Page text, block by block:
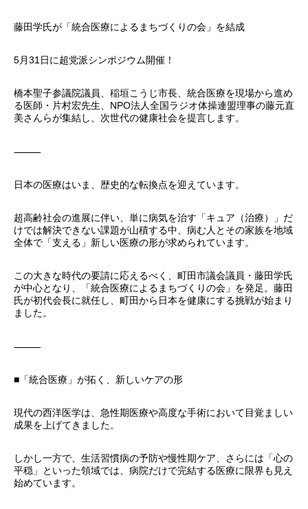
藤田学氏が「統合医療によるまちづくりの会」を結成
5月31日に超党派シンポジウム開催！
橋本聖子参議院議員、稲垣こうじ市長、統合医療を現場から進め
る医師・片村宏先生、NPO法人全国ラジオ体操連盟理事の藤元直
美さんらが集結し、次世代の健康社会を提言します。
⸻
日本の医療はいま、歴史的な転換点を迎えています。
超高齢社会の進展に伴い、単に病気を治す「キュア（治療）」だ
けでは解決できない課題が山積する中、病む人とその家族を地域
全体で「支える」新しい医療の形が求められています。
この大きな時代の要請に応えるべく、町田市議会議員・藤田学氏
が中心となり、「統合医療によるまちづくりの会」を発足。藤田
氏が初代会長に就任し、町田から日本を健康にする挑戦が始まり
ました。
⸻
■「統合医療」が拓く、新しいケアの形
現代の西洋医学は、急性期医療や高度な手術において目覚ましい
成果を上げてきました。
しかし一方で、生活習慣病の予防や慢性期ケア、さらには「心の
平穏」といった領域では、病院だけで完結する医療に限界も見え
始めています。